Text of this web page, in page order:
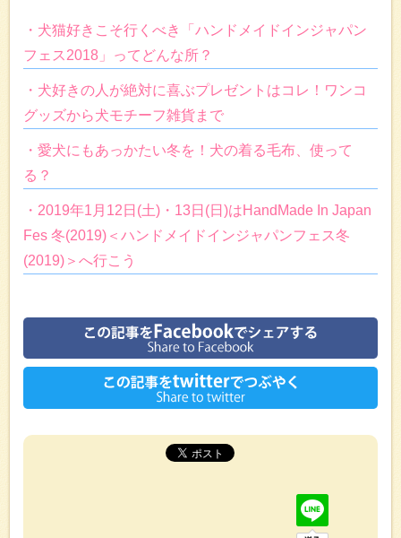
・犬猫好きこそ行くべき「ハンドメイドインジャパン
フェス2018」ってどんな所？
・犬好きの人が絶対に喜ぶプレゼントはコレ！ワンコ
グッズから犬モチーフ雑貨まで
・愛犬にもあっかたい冬を！犬の着る毛布、使って
る？
・2019年1月12日(土)・13日(日)はHandMade In Japan
Fes 冬(2019)＜ハンドメイドインジャパンフェス冬
(2019)＞へ行こう